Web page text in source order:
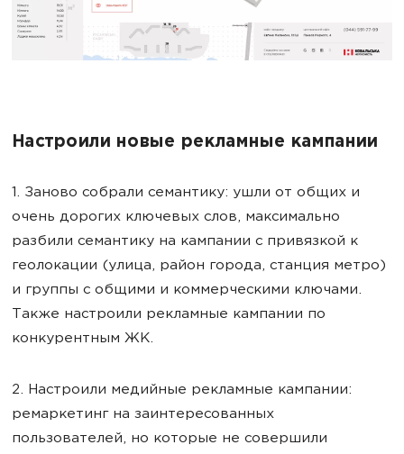
Настроили новые рекламные кампании
1. Заново собрали семантику: ушли от общих и
очень дорогих ключевых слов, максимально
разбили семантику на кампании с привязкой к
геолокации (улица, район города, станция метро)
и группы с общими и коммерческими ключами.
Также настроили рекламные кампании по
конкурентным ЖК.
2. Настроили медийные рекламные кампании:
ремаркетинг на заинтересованных
пользователей, но которые не совершили